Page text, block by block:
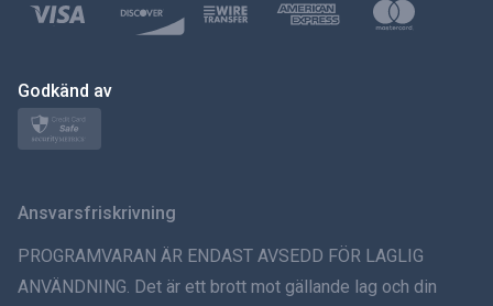
Polski
ภาษาไทย
Godkänd av
Ansvarsfriskrivning
PROGRAMVARAN ÄR ENDAST AVSEDD FÖR LAGLIG
ANVÄNDNING. Det är ett brott mot gällande lag och din